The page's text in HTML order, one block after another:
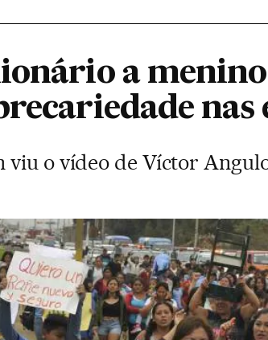
a menino
nas
viu o vídeo de Víctor